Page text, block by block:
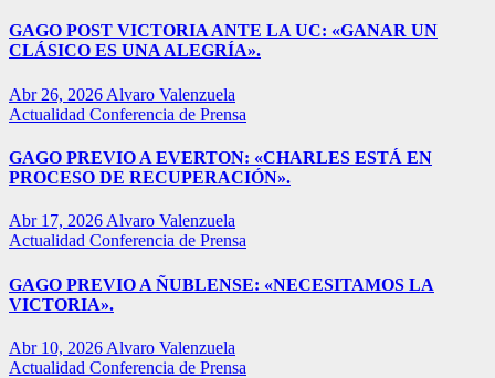
GAGO POST VICTORIA ANTE LA UC: «GANAR UN
CLÁSICO ES UNA ALEGRÍA».
Abr 26, 2026 Alvaro Valenzuela
Actualidad Conferencia de Prensa
GAGO PREVIO A EVERTON: «CHARLES ESTÁ EN
PROCESO DE RECUPERACIÓN».
Abr 17, 2026 Alvaro Valenzuela
Actualidad Conferencia de Prensa
GAGO PREVIO A ÑUBLENSE: «NECESITAMOS LA
VICTORIA».
Abr 10, 2026 Alvaro Valenzuela
Actualidad Conferencia de Prensa